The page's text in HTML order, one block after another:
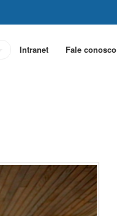
Intranet Fale conosco